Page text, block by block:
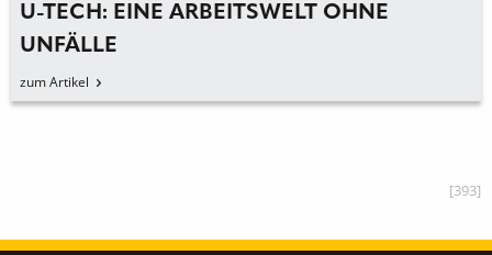
U-TECH: EINE ARBEITSWELT OHNE
UNFÄLLE
zum Artikel
[393]